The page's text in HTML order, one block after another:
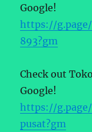
Google!
https://
893?gm
Check out
Google!
https://
pusat?gm